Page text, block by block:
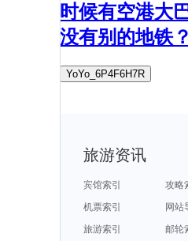
时候有空港大
没有别的地铁
YoYo_6P4F6H7R
旅游资讯
宾馆索引
攻略
机票索引
网站
旅游索引
邮轮